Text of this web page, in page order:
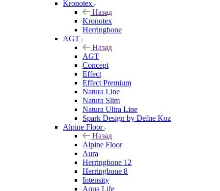
Kronotex
Назад
Kronotex
Herringbone
AGT
Назад
AGT
Concept
Effect
Effect Premium
Natura Line
Natura Slim
Natura Ultra Line
Spark Design by Defne Koz
Alpine Floor
Назад
Alpine Floor
Aura
Herringbone 12
Herringbone 8
Intensity
Aqua Life